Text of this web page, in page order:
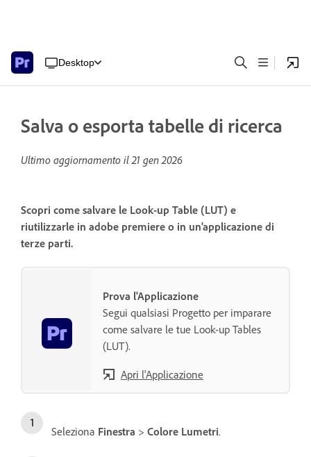
Desktop
Salva o esporta tabelle di ricerca
Ultimo aggiornamento il21 gen 2026
Scopri come salvare le Look-up Table (LUT) e
riutilizzarle in adobe premiere o in un'applicazione di
terze parti.
Prova l'Applicazione
Segui qualsiasi Progetto per imparare
come salvare le tue Look-up Tables
(LUT).
Apri l'Applicazione
Seleziona Finestra > Colore Lumetri.